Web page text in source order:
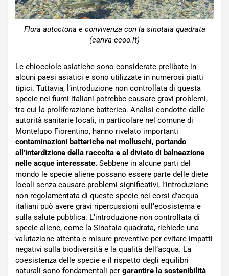
Flora autoctona e convivenza con la sinotaia quadrata
(canva-ecoo.it)
Le chiocciole asiatiche sono considerate prelibate in
alcuni paesi asiatici e sono utilizzate in numerosi piatti
tipici. Tuttavia, l’introduzione non controllata di questa
specie nei fiumi italiani potrebbe causare gravi problemi,
tra cui la proliferazione batterica. Analisi condotte dalle
autorità sanitarie locali, in particolare nel comune di
Montelupo Fiorentino, hanno rivelato importanti
contaminazioni batteriche nei molluschi, portando
all’interdizione della raccolta e al divieto di balneazione
nelle acque interessate. Sebbene in alcune parti del
mondo le specie aliene possano essere parte delle diete
locali senza causare problemi significativi, l’introduzione
non regolamentata di queste specie nei corsi d’acqua
italiani può avere gravi ripercussioni sull’ecosistema e
sulla salute pubblica. L’introduzione non controllata di
specie aliene, come la Sinotaia quadrata, richiede una
valutazione attenta e misure preventive per evitare impatti
negativi sulla biodiversità e la qualità dell’acqua. La
coesistenza delle specie e il rispetto degli equilibri
naturali sono fondamentali per garantire la sostenibilità